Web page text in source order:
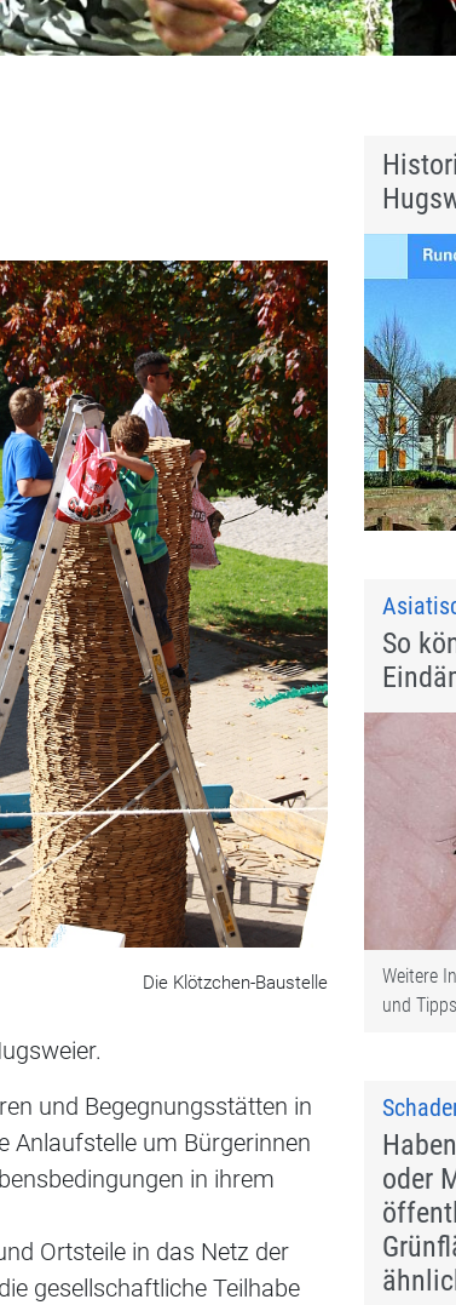
Die Klötzchen-Baustelle
und Begegnungsstätten in
Anlaufstelle um Bürgerinnen
in ihrem
Ortsteile in das Netz der
gesellschaftliche Teilhabe
So
Weitere
und
oder